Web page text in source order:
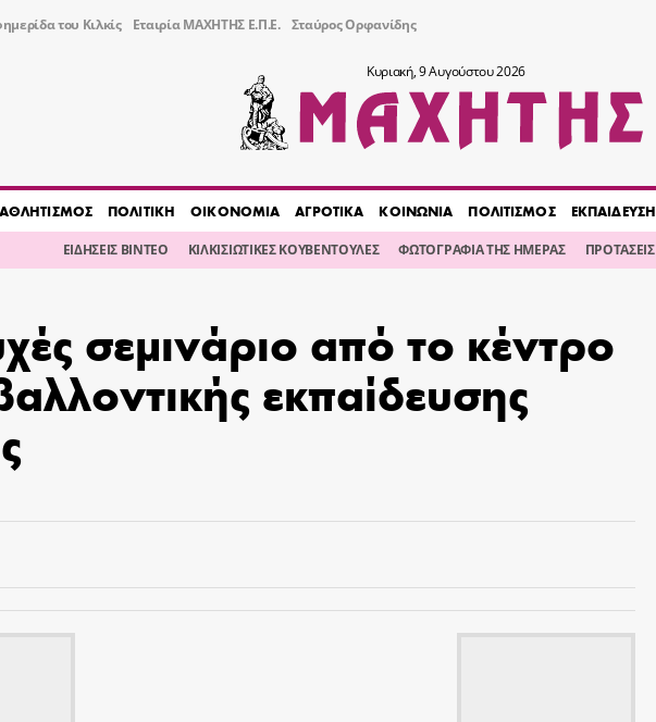
του Κιλκίς Εταιρία ΜΑΧΗΤΗΣ Ε.Π.Ε. Σταύρος Ορφανίδης
Κυριακή, 9 Αυγούστου 2026
ΑΘΛΗΤΙΣΜΟΣ ΠΟΛΙΤΙΚΗ ΟΙΚΟΝΟΜΙΑ ΑΓΡΟΤΙΚΑ ΚΟΙΝΩΝΙΑ ΠΟΛΙΤΙΣΜΟΣ ΕΚΠΑΙΔΕΥΣΗ
ΕΙΔΗΣΕΙΣ ΒΙΝΤΕΟ ΚΙΛΚΙΣΙΩΤΙΚΕΣ ΚΟΥΒΕΝΤΟΥΛΕΣ ΦΩΤΟΓΡΑΦΙΑ ΤΗΣ ΗΜΕΡΑΣ ΠΡΟΤΑΣΕΙΣ
σεμινάριο από το κέντρο
εκπαίδευσης